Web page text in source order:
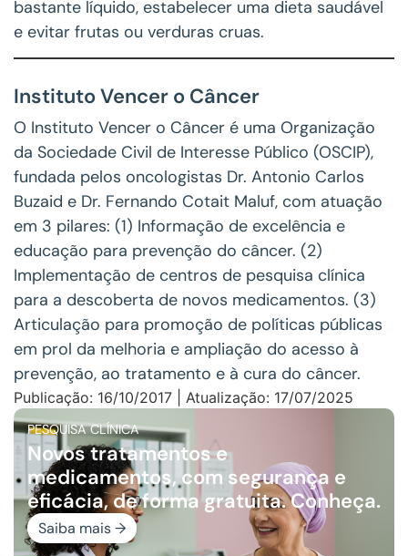
bastante líquido, estabelecer uma dieta saudável
e evitar frutas ou verduras cruas.
Instituto Vencer o Câncer
O Instituto Vencer o Câncer é uma Organização
da Sociedade Civil de Interesse Público (OSCIP),
fundada pelos oncologistas Dr. Antonio Carlos
Buzaid e Dr. Fernando Cotait Maluf, com atuação
em 3 pilares: (1) Informação de excelência e
educação para prevenção do câncer. (2)
Implementação de centros de pesquisa clínica
para a descoberta de novos medicamentos. (3)
Articulação para promoção de políticas públicas
em prol da melhoria e ampliação do acesso à
prevenção, ao tratamento e à cura do câncer.
Publicação: 16/10/2017 | Atualização: 17/07/2025
PESQUISA CLÍNICA
Novos tratamentos e
medicamentos, com segurança e
eficácia, de forma gratuita. Conheça.
Saiba mais →